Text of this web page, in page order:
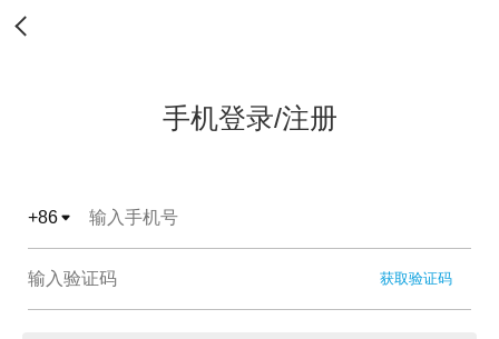
手机登录/注册
+86
获取验证码